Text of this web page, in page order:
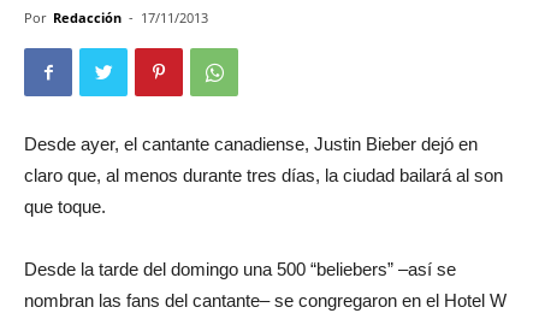
Por Redacción - 17/11/2013
Desde ayer, el cantante canadiense, Justin Bieber dejó en
claro que, al menos durante tres días, la ciudad bailará al son
que toque.
Desde la tarde del domingo una 500 “beliebers” –así se
nombran las fans del cantante– se congregaron en el Hotel W